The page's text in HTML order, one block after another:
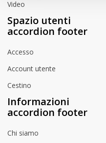
Video
Spazio utenti
accordion footer
Accesso
Account utente
Cestino
Informazioni
accordion footer
Chi siamo